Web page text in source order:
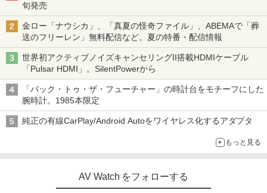
旬発売
金ロー「ナウシカ」、「真夏の怪奇ファイル」、ABEMAで「葬
送のフリーレン」無料配信など。夏の特番・配信情報
世界初アクティブノイズキャンセリングII搭載HDMIケーブル
「Pulsar HDMI」。SilentPowerから
「バック・トゥ・ザ・フューチャー」の時計台をモチーフにした
腕時計。1985本限定
純正の有線CarPlay/Android Autoをワイヤレス化するアダプタ
もっと見る
AV Watch をフォローする